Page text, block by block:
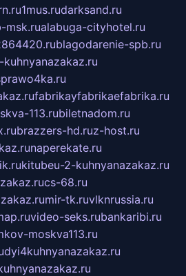
1mus.rudarksand.ru
msk.rualabuga-cityhotel.ru
blagodarenie-spb.ru
fabrikayfabrikaefabrika.ru
113.rubiletnadom.ru
brazzers-hd.ruz-host.ru
naperekate.ru
kitubeu-2-kuhnyanazakaz.ru
cs-68.ru
mir-tk.ruvlknrussia.ru
video-seks.rubankaribi.ru
moskva113.ru